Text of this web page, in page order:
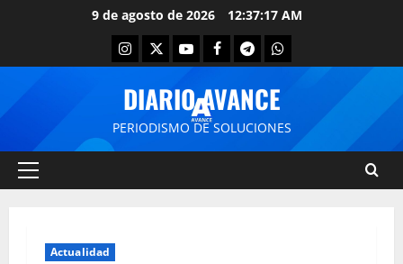
9 de agosto de 2026 12:37:18 AM
DIARIO AVANCE
PERIODISMO DE SOLUCIONES
Actualidad